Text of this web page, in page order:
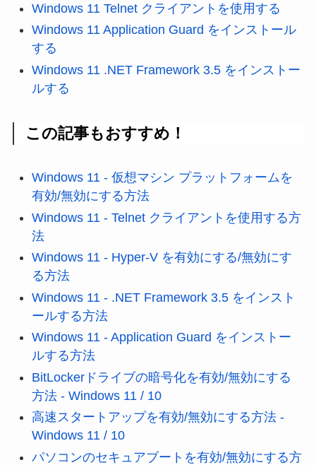
Windows 11 Telnet クライアントを使用する
Windows 11 Application Guard をインストール
する
Windows 11 .NET Framework 3.5 をインストー
ルする
この記事もおすすめ！
Windows 11 - 仮想マシン プラットフォームを
有効/無効にする方法
Windows 11 - Telnet クライアントを使用する方
法
Windows 11 - Hyper-V を有効にする/無効にす
る方法
Windows 11 - .NET Framework 3.5 をインスト
ールする方法
Windows 11 - Application Guard をインストー
ルする方法
BitLockerドライブの暗号化を有効/無効にする
方法 - Windows 11 / 10
高速スタートアップを有効/無効にする方法 -
Windows 11 / 10
パソコンのセキュアブートを有効/無効にする方